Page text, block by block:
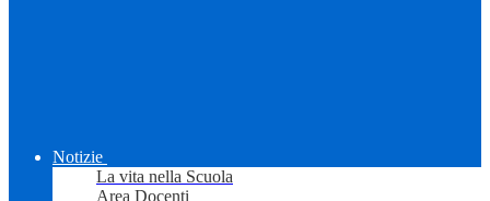
Notizie
La vita nella Scuola
Area Docenti